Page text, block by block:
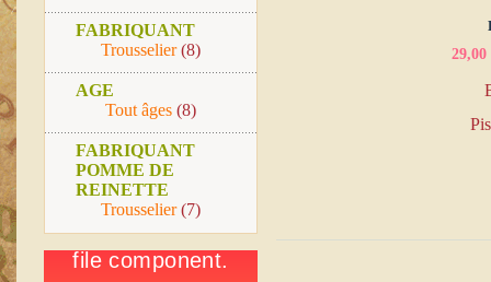
29,00
FABRIQUANT
Trousselier(8)
AGE
Tout âges (8)
FABRIQUANT
POMME DE
REINETTE
Trousselier(7)